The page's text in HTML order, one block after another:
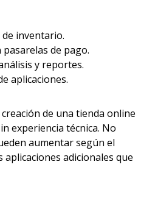
inventario.
de pago.
y reportes.
aplicaciones.
de una tienda online
experiencia técnica. No
aumentar según el
aplicaciones adicionales que